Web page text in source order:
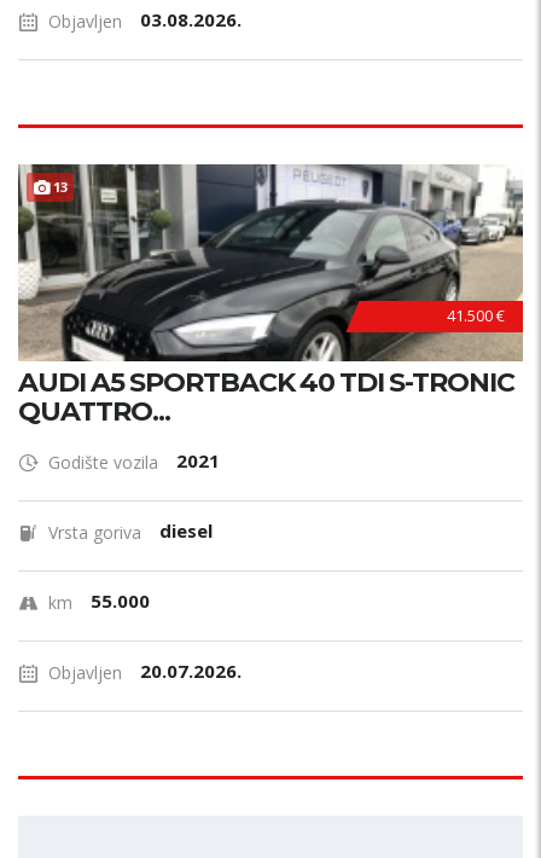
Objavljen 03.08.2026.
13
41.500 €
AUDI A5 SPORTBACK 40 TDI S-TRONIC
QUATTRO...
Godište vozila 2021
Vrsta goriva diesel
km 55.000
Objavljen 20.07.2026.